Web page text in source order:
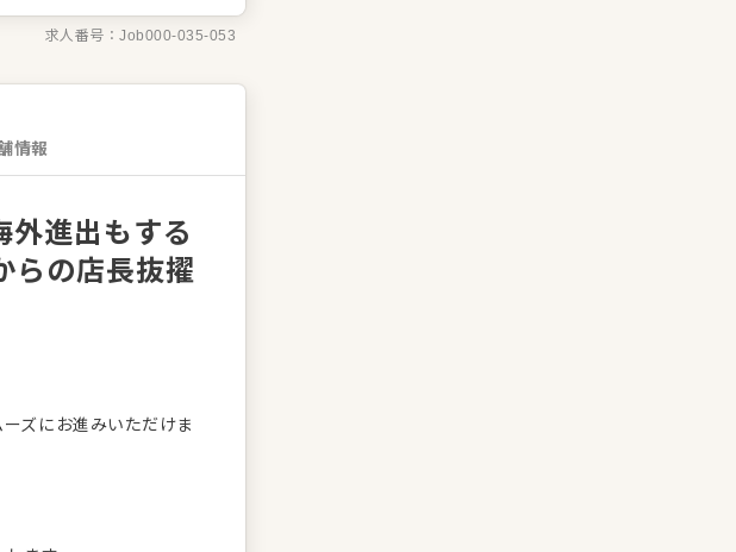
求人番号：Job000-035-053
情報
外進出もする
らの店長抜擢
ズにお進みいただけま